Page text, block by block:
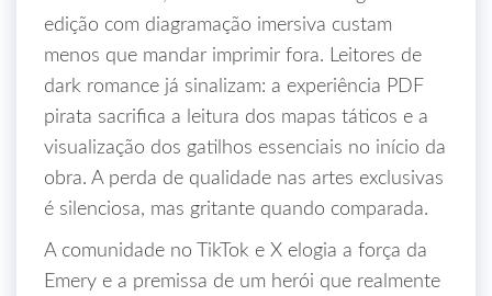
edição com diagramação imersiva custam
menos que mandar imprimir fora. Leitores de
dark romance já sinalizam: a experiência PDF
pirata sacrifica a leitura dos mapas táticos e a
visualização dos gatilhos essenciais no início da
obra. A perda de qualidade nas artes exclusivas
é silenciosa, mas gritante quando comparada.
A comunidade no TikTok e X elogia a força da
Emery e a premissa de um herói que realmente